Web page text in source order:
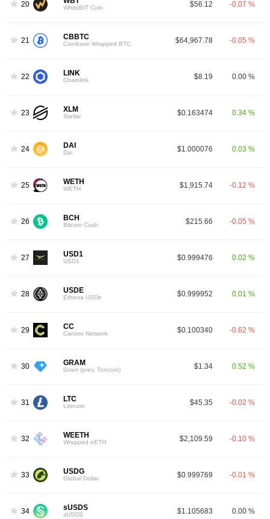
20 WhiteBIT Coin $56.12 -0.07 %
21 CBBTC
Coinbase Wrapped BTC $64,967.78 -0.05 %
22 LINK
Chainlink $8.19 0.00 %
23 XLM
Stellar $0.163474 0.34 %
24 DAI
Dai $1.000076 0.03 %
25 WETH
WETH $1,915.74 -0.12 %
26 BCH
Bitcoin Cash $215.66 -0.05 %
27 USD1
USD1 $0.999476 0.02 %
28 USDE
Ethena USDe $0.999952 0.01 %
29 CC
Canton Network $0.100340 -0.62 %
30 GRAM
Gram (prev. Toncoin) $1.34 0.52 %
31 LTC
Litecoin $45.35 -0.02 %
32 WEETH
Wrapped eETH $2,109.59 -0.10 %
33 USDG
Global Dollar $0.999769 -0.01 %
34 sUSDS
sUSDS $1.105683 0.00 %